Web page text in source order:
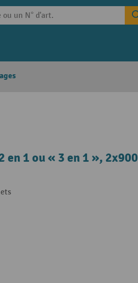
1 ou « 3 en 1 », 2x900